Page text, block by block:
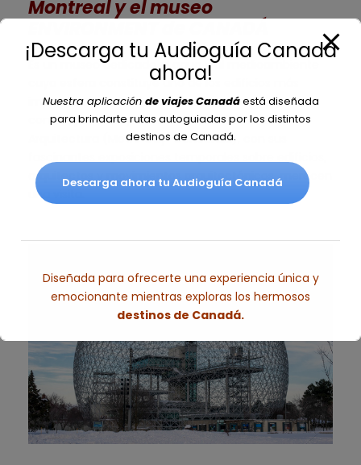
Montreal y el museo
Es un museo dedicado al agua y al medioambiente
cuya esfera constituye uno de los edificios más
importantes de la historia de la arquitectura
contemporánea y el Centro Canadiense de
Arquitectura (Metro Guy-Concordia), con sus
arquitectos y movimientos arquitectónicos, merecen
una visita.
¡Descarga tu Audioguía Canadá
ahora!
Nuestra aplicación de viajes Canadáestá diseñada
para brindarte rutas autoguiadas por los distintos
destinos de Canadá.
Descarga ahora tu Audioguía Canadá
Diseñada para ofrecerte una experiencia única y
emocionante mientras exploras los hermosos
destinos de Canadá.
Esto se cerrará en4segundos